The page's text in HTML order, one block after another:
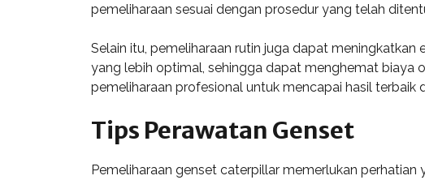
pemeliharaan sesuai dengan prosedur yang telah
Selain itu, pemeliharaan rutin juga dapat
yang lebih optimal, sehingga dapat menghemat biaya
pemeliharaan profesional untuk mencapai hasil terbaik
Tips Perawatan Genset
Pemeliharaan genset caterpillar memerlukan